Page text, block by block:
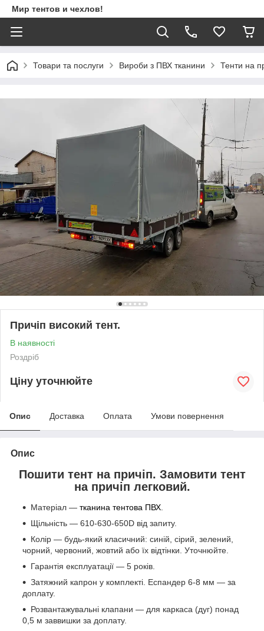
Мир тентов и чехлов!
Товари та послуги Вироби з ПВХ тканини Тенти на
Причіп високий тент.
В наявності
Роздріб
Ціну уточнюйте
Опис Доставка Оплата Умови повернення
Опис
Пошити тент на причіп. Замовити тент
на причіп легковий.
Матеріал — тканина тентова ПВХ.
Щільність — 610-630-650D від запиту.
Колір — будь-який класичний: синій, сірий, зелений,
чорний, червоний, жовтий або їх відтінки. Уточнюйте.
Гарантія експлуатації — 5 років.
Затяжний капрон у комплекті. Еспандер 6-8 мм — за
доплату.
Розвантажувальні клапани — для каркаса (дуг) понад
0,5 м заввишки за доплату.